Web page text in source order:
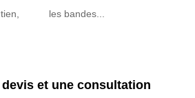
les bandes...
et une consultation